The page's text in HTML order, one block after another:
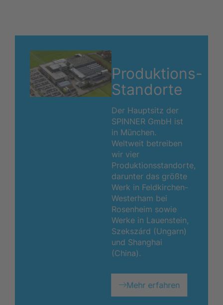
Produktions-
Standorte
Der Hauptsitz der
SPINNER GmbH ist
in München.
Weltweit betreiben
wir vier
Produktionsstandorte,
darunter das größte
Werk in Feldkirchen-
Westerham bei
Rosenheim sowie
Werke in Lauenstein,
Szekszárd (Ungarn)
und Shanghai
(China).
Mehr erfahren